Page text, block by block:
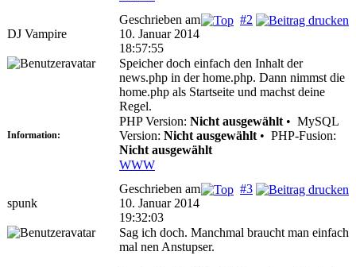
DJ Vampire
#2
Geschrieben am
10. Januar 2014
18:57:55
Speicher doch einfach den Inhalt der
news.php in der home.php. Dann nimmst die
home.php als Startseite und machst deine
Regel.
Information:
PHP Version: Nicht ausgewählt • MySQL
Version: Nicht ausgewählt • PHP-Fusion:
Nicht ausgewählt
WWW
spunk
#3
Geschrieben am
10. Januar 2014
19:32:03
Sag ich doch. Manchmal braucht man einfach
mal nen Anstupser.